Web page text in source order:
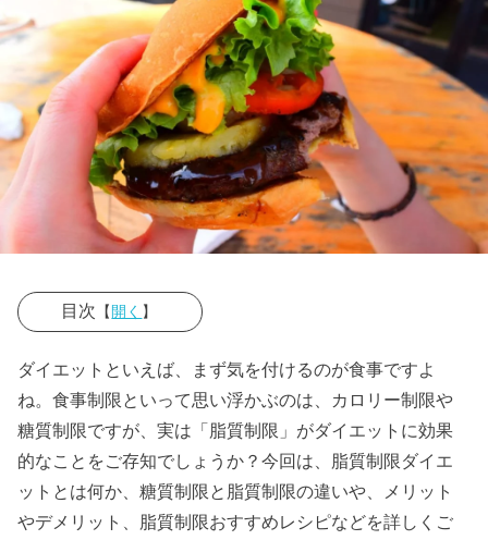
目次 【開く 】
› 脂質制限ダイ
エットとは？
糖質制限ダイ
エットとの違
い
› 脂質制限ダイ
ダイエットといえば、まず気を付けるのが食事ですよ
ね。食事制限といって思い浮かぶのは、カロリー制限や
糖質制限ですが、実は「脂質制限」がダイエットに効果
的なことをご存知でしょうか？今回は、脂質制限ダイエ
ットとは何か、糖質制限と脂質制限の違いや、メリット
やデメリット、脂質制限おすすめレシピなどを詳しくご